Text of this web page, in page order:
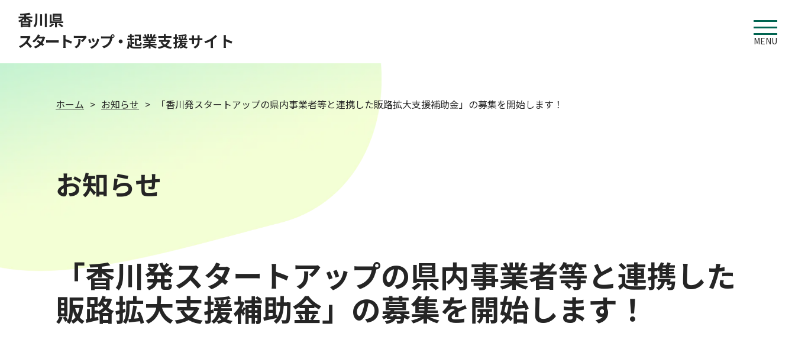
香川県
スタートアップ・起業支援サイト MENU
ホーム お知らせ 「香川発スタートアップの県内事業者等と連携した販路拡大支援補助金」の募集を開始します！
お知らせ
「香川発スタートアップの県内事業者等と連携した
販路拡大支援補助金」の募集を開始します！